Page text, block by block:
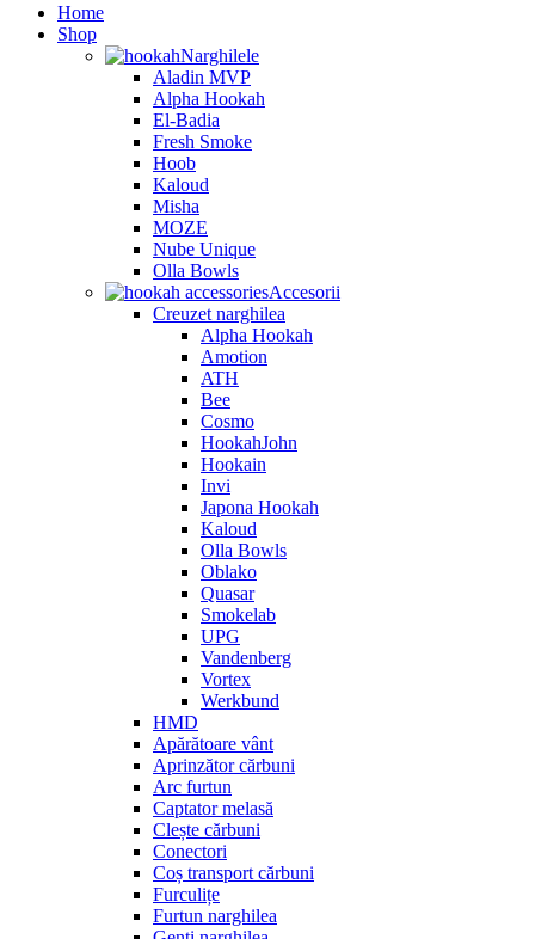
Home
Shop
Narghilele
Aladin MVP
Alpha Hookah
El-Badia
Fresh Smoke
Hoob
Kaloud
Misha
MOZE
Nube Unique
Olla Bowls
Accesorii
Creuzet narghilea
Alpha Hookah
Amotion
ATH
Bee
Cosmo
HookahJohn
Hookain
Invi
Japona Hookah
Kaloud
Olla Bowls
Oblako
Quasar
Smokelab
UPG
Vandenberg
Vortex
Werkbund
HMD
Apărătoare vânt
Aprinzător cărbuni
Arc furtun
Captator melasă
Clește cărbuni
Conectori
Coș transport cărbuni
Furculițe
Furtun narghilea